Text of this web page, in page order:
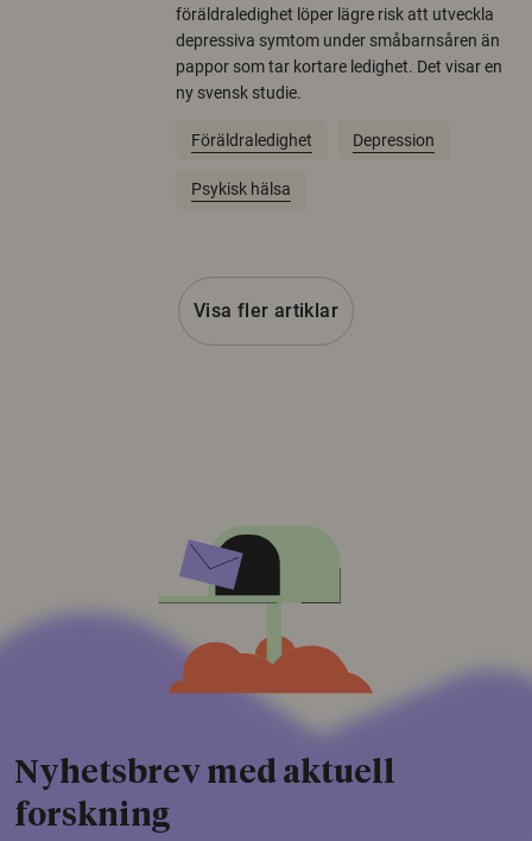
föräldraledighet löper lägre risk att utveckla
depressiva symtom under småbarnsåren än
pappor som tar kortare ledighet. Det visar en
ny svensk studie.
Föräldraledighet Depression
Psykisk hälsa
Visa fler artiklar
Nyhetsbrev med aktuell
forskning